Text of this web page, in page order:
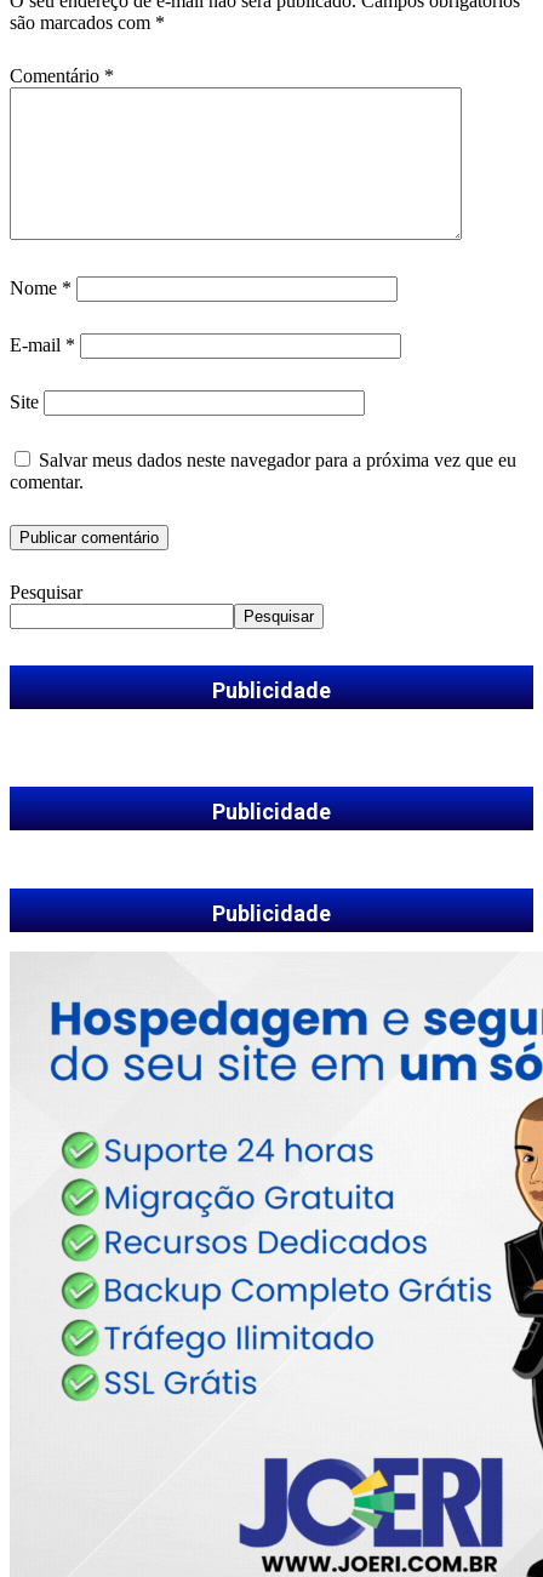
são marcados com *
Comentário *
Nome *
E-mail *
Site
Salvar meus dados neste navegador para a próxima vez que eu
comentar.
Pesquisar
Pesquisar
Publicidade
Publicidade
Publicidade